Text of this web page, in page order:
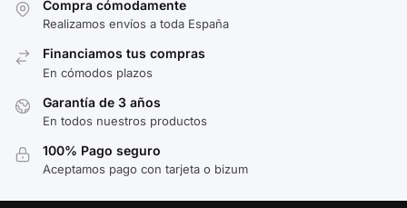
Compra cómodamente
Realizamos envíos a toda España
Financiamos tus compras
En cómodos plazos
Garantía de 3 años
En todos nuestros productos
100% Pago seguro
Aceptamos pago con tarjeta o bizum